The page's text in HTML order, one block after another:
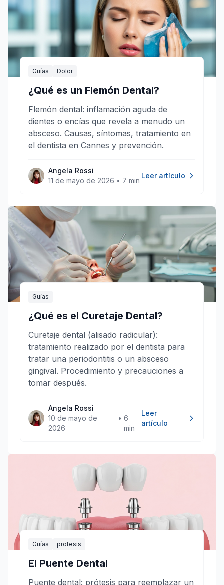
Guías Dolor
¿Qué es un Flemón Dental?
Flemón dental: inflamación aguda de
dientes o encías que revela a menudo un
absceso. Causas, síntomas, tratamiento en
el dentista en Cannes y prevención.
Angela Rossi
11 de mayo de 2026 • 7 min
Leer artículo
Guías
¿Qué es el Curetaje Dental?
Curetaje dental (alisado radicular):
tratamiento realizado por el dentista para
tratar una periodontitis o un absceso
gingival. Procedimiento y precauciones a
tomar después.
Angela Rossi
10 de mayo de
2026
• 6
min
Leer
artículo
Guías protesis
El Puente Dental
Puente dental: prótesis para reemplazar un